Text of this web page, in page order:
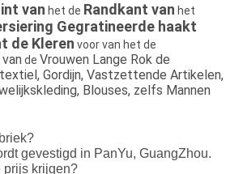
van het de Randkant van het
Gegratineerde haakt
de Kleren voor van het de
de Vrouwen Lange Rok de
Gordijn, Vastzettende Artikelen,
Blouses, zelfs Mannen
gevestigd in PanYu, GuangZhou.
prijs krijgen?